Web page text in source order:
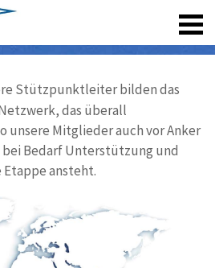
Stützpunktleiter bilden das
das überall
Mitglieder auch vor Anker
bei Bedarf Unterstützung und
ansteht.